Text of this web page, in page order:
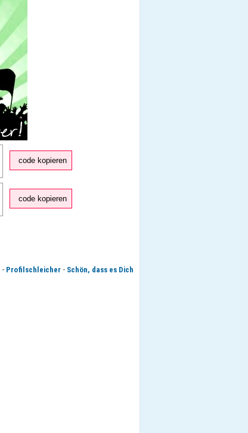
code kopieren
code kopieren
- Profilschleicher - Schön, dass es Dich